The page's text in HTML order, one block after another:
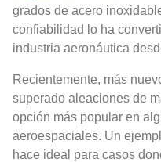
grados de acero
confiabilidad lo ha
industria aeronáutica
Recientemente, más
superado aleaciones de
opción más popular en
aeroespaciales. Un
hace ideal para casos